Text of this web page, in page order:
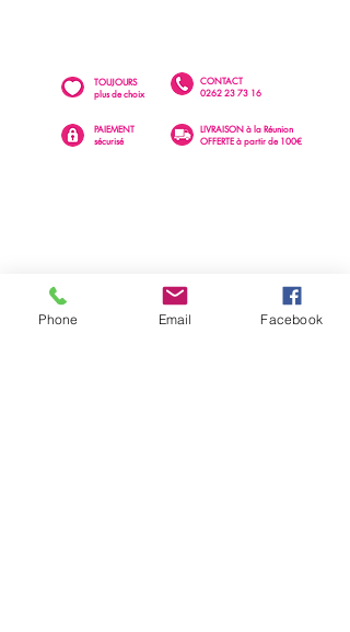
CONTACT
0262 23 73 16
TOUJOURS
plus de choix
PAIEMENT
sécurisé
LIVRAISON à la Réunion
OFFERTE à partir de 100€
Phone Email Facebook